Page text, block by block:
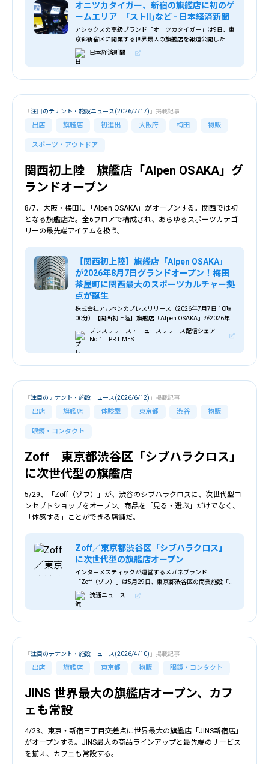
オニツカタイガー、新宿の旗艦店に初のゲ
ームエリア ｢ストⅡ｣など - 日本経済新聞
アシックスの高級ブランド「オニツカタイガー」は9日、東
京都新宿区に開業する世界最大の旗艦店を報道公開した。
直営店で初めて、ゲームセンターのようなアミューズメン
ト機器を設けた。来店する価値を高めてブランド力を一段
と強化する。10日にオープンする新宿店の中2階に「アミ
でも入れるようにしてオニツ
日本経済新聞
出店 旗艦店 初進出 大阪府 梅田 物販
スポーツ・アウトドア
「注目のテナント・施設ニュース(2026/7/17) 」掲載記事
関西初上陸 旗艦店「Alpen OSAKA」グ
ランドオープン
8/7、大阪・梅田に「Alpen OSAKA」がオープンする。関西では初
となる旗艦店だ。全6フロアで構成され、あらゆるスポーツカテゴ
リーの最先端アイテムを扱う。
【関西初上陸】旗艦店「Alpen OSAKA」
が2026年8月7日グランドオープン！梅田
茶屋町に関西最大のスポーツカルチャー拠
点が誕生
株式会社アルペンのプレスリリース（2026年7月7日 10時
00分）【関西初上陸】旗艦店「Alpen OSAKA」が2026年8
月7日グランドオープン！梅田茶屋町に関西最大のスポーツ
カルチャー拠点が誕生
プレスリリース・ニュースリリース配信シェア
No.1｜PR TIMES
出店 旗艦店 体験型 東京都 渋谷 物販
眼鏡・コンタクト
「注目のテナント・施設ニュース(2026/6/12) 」掲載記事
Zoff 東京都渋谷区「シブハラクロス」
に次世代型の旗艦店
5/29、「Zoff（ゾフ）」が、渋谷のシブハラクロスに、次世代型コ
ンセプトショップをオープン。商品を「見る・選ぶ」だけでなく、
「体感する」ことができる店舗だ。
Zoff／東京都渋谷区「シブハラクロス」
に次世代型の旗艦店オープン
インターメスティックが運営するメガネブランド
「Zoff（ゾフ）」は5月29日、東京都渋谷区の商業施設「渋
原XROSS（シブハラクロス）」の1階に、新たな旗艦店とし
て次世代型コンセプトショップ「Zoff
流通ニュース
出店 旗艦店 東京都 物販 眼鏡・コンタクト
「注目のテナント・施設ニュース(2026/4/10) 」掲載記事
JINS 世界最大の旗艦店オープン、カフ
ェも常設
4/23、東京・新宿三丁目交差点に世界最大の旗艦店「JINS新宿店」
がオープンする。JINS最大の商品ラインアップと最先端のサービス
を揃え、カフェも常設する。